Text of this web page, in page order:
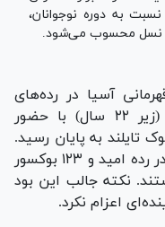
به دوره نوجوانان،
نسل محسوب می‌شود.
آسیا در رده‌های
سنی جوانان (زیر ۱۹ سال) و امید (زیر ۲۲ سال) با حضور
تایلند به پایان رسید.
در این رویداد ۹۸ بوکسور از ۲۱ کشور در رده امید و ۱۲۳ بوکسور
نکته جالب این بود
اعزام نکرد.